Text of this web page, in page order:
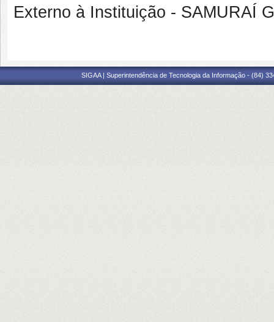
Externo à Instituição - SAMURAÍ
SIGAA | Superintendência de Tecnologia da Informação - (84)